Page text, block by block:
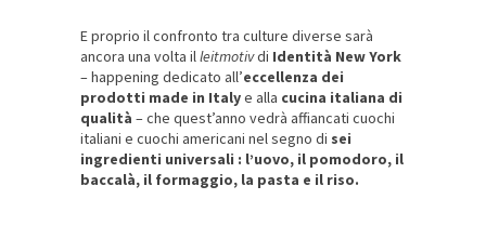
E proprio il confronto tra culture diverse sarà
ancora una volta illeitmotivdi Identità New York
– happening dedicato all’eccellenza dei
prodotti made in Italye alla cucina italiana di
qualità – che quest’anno vedrà affiancati cuochi
italiani e cuochi americani nel segno di sei
ingredienti universali : l’uovo, il pomodoro, il
baccalà, il formaggio, la pasta e il riso.